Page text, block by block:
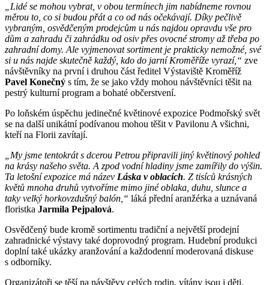
„Lidé se mohou vybrat, v obou termínech jim nabídneme rovnou
měrou to, co si budou přát a co od nás očekávají. Díky pečlivě
vybraným, osvědčeným prodejcům u nás najdou opravdu vše pro
dům a zahradu či zahrádku od osiv přes ovocné stromy až třeba po
zahradní domy. Ale vyjmenovat sortiment je prakticky nemožné, své
si u nás najde skutečně každý, kdo do jarní Kroměříže vyrazí,“ zve
návštěvníky na první i druhou část ředitel Výstaviště Kroměříž
Pavel Konečný s tím, že se jako vždy mohou návštěvníci těšit na
pestrý kulturní program a bohaté občerstvení.
Po loňském úspěchu jedinečné květinové expozice Podmořský svět
se na další unikátní podívanou mohou těšit v Pavilonu A všichni,
kteří na Florii zavítají.
„My jsme tentokrát s dcerou Petrou připravili jiný květinový pohled
na krásy našeho světa. A zpod vodní hladiny jsme zamířily do výšin.
Ta letošní expozice má název Láska v oblacích. Z tisíců krásných
květů mnoha druhů vytvoříme mimo jiné oblaka, duhu, slunce a
taky velký horkovzdušný balón,“ láká přední aranžérka a uznávaná
floristka Jarmila Pejpalová.
Osvědčený bude kromě sortimentu tradiční a největší prodejní
zahradnické výstavy také doprovodný program. Hudební produkci
doplní také ukázky aranžování a každodenní moderovaná diskuse
s odborníky.
Organizátoři se těší na návštěvy celých rodin, vítány jsou i děti.